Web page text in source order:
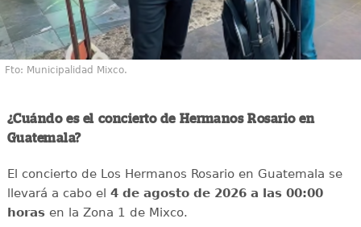
Fto: Municipalidad Mixco.
¿Cuándo es el concierto de Hermanos Rosario en
Guatemala?
El concierto de Los Hermanos Rosario en Guatemala se
llevará a cabo el 4 de agosto de 2026 a las 00:00
horasen la Zona 1 de Mixco.